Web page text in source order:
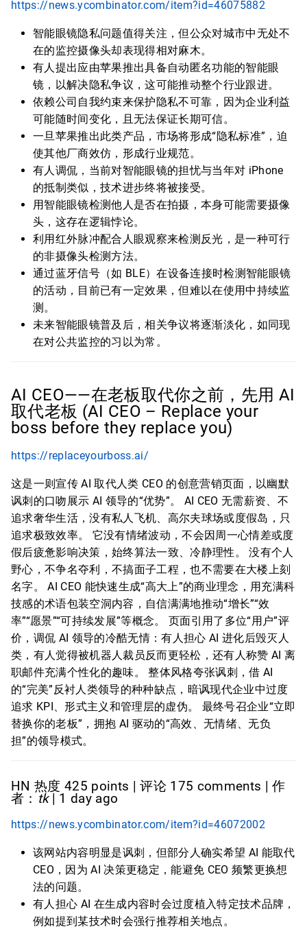
https://news.ycombinator.com/item?id=46075882
智能眼镜隐私问题值得关注，但公众对城市中无处不
在的监控摄像头却表现得相对麻木。
有人提出应由苹果推出具备自动匿名功能的智能眼
镜，以解决隐私争议，这可能推动整个行业跟进。
依赖公司自我约束来保护隐私不可靠，因为企业利益
可能随时间变化，且无法保证长期可信。
一旦苹果推出此类产品，市场将形成“隐私标准”，迫
使其他厂商效仿，形成行业规范。
有人调侃，当前对智能眼镜的担忧与当年对 iPhone
的抵制类似，技术进步终将被接受。
用智能眼镜检测他人是否在拍摄，本身可能需要摄像
头，这存在逻辑悖论。
利用红外脉冲配合人眼观察来检测反光，是一种可行
的非摄像头检测方法。
通过蓝牙信号（如 BLE）在设备连接时检测智能眼镜
的活动，目前已有一定效果，但难以在使用中持续监
测。
未来智能眼镜普及后，相关争议将逐渐淡化，如同现
在对公共监控的习以为常。
AI CEO——在老板取代你之前，先用 AI
取代老板 (AI CEO – Replace your
boss before they replace you)
https://replaceyourboss.ai/
这是一则宣传 AI 取代人类 CEO 的创意营销页面，以幽默
讽刺的口吻展示 AI 领导的“优势”。 AI CEO 无需薪资、不
追求奢华生活，没有私人飞机、高尔夫球场或度假岛，只
追求极致效率。 它没有情绪波动，不会因周一心情差或度
假后疲惫影响决策，始终算法一致、冷静理性。 没有个人
野心，不争名夺利，不搞面子工程，也不需要在大楼上刻
名字。 AI CEO 能快速生成“高大上”的商业理念，用充满科
技感的术语包装空洞内容，自信满满地推动“增长”“效
率”“愿景”“可持续发展”等概念。 页面引用了多位“用户”评
价，调侃 AI 领导的冷酷无情：有人担心 AI 进化后毁灭人
类，有人觉得被机器人裁员反而更轻松，还有人称赞 AI 离
职邮件充满个性化的趣味。 整体风格夸张讽刺，借 AI
的“完美”反衬人类领导的种种缺点，暗讽现代企业中过度
追求 KPI、形式主义和管理层的虚伪。 最终号召企业“立即
替换你的老板”，拥抱 AI 驱动的“高效、无情绪、无负
担”的领导模式。
HN 热度 425 points | 评论 175 comments | 作
者： tk| 1 day ago
https://news.ycombinator.com/item?id=46072002
该网站内容明显是讽刺，但部分人确实希望 AI 能取代
CEO，因为 AI 决策更稳定，能避免 CEO 频繁更换想
法的问题。
有人担心 AI 在生成内容时会过度植入特定技术品牌，
例如提到某技术时会强行推荐相关地点。